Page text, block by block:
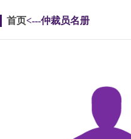
首页<---仲裁员名册